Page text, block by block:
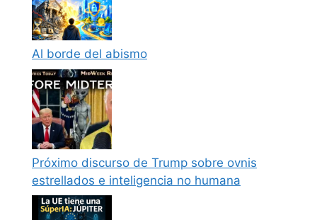
Al borde del abismo
Próximo discurso de Trump sobre ovnis
estrellados e inteligencia no humana